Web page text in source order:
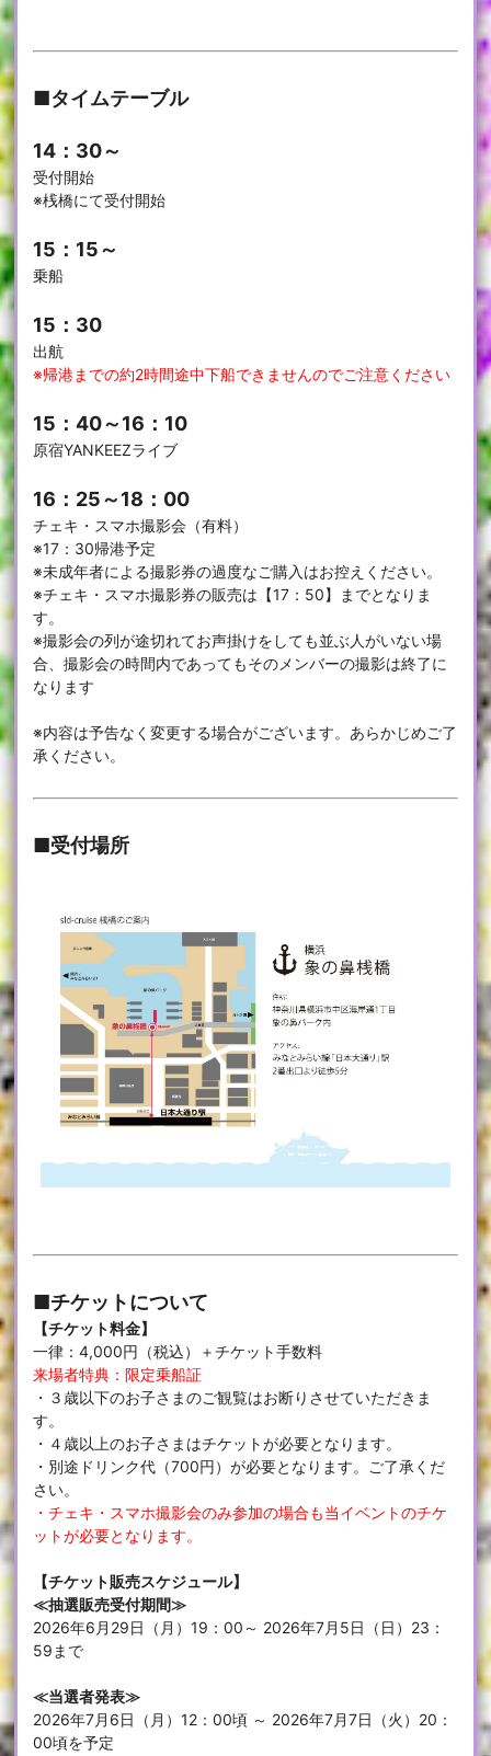
■タイムテーブル
14：30～
受付開始
※桟橋にて受付開始
15：15～
乗船
15：30
出航
※帰港までの約2時間途中下船できませんのでご注意ください
15：40～16：10
原宿YANKEEZライブ
16：25～18：00
チェキ・スマホ撮影会（有料）
※17：30帰港予定
※未成年者による撮影券の過度なご購入はお控えください。
※チェキ・スマホ撮影券の販売は【17：50】までとなりま
す。
※撮影会の列が途切れてお声掛けをしても並ぶ人がいない場
合、撮影会の時間内であってもそのメンバーの撮影は終了に
なります
※内容は予告なく変更する場合がございます。あらかじめご了
承ください。
■受付場所
■チケットについて
【チケット料金】
一律：4,000円（税込）＋チケット手数料
来場者特典：限定乗船証
・３歳以下のお子さまのご観覧はお断りさせていただきま
す。
・４歳以上のお子さまはチケットが必要となります。
・別途ドリンク代（700円）が必要となります。ご了承くだ
さい。
・チェキ・スマホ撮影会のみ参加の場合も当イベントのチケ
ットが必要となります。
【チケット販売スケジュール】
≪抽選販売受付期間≫
2026年6月29日（月）19：00～ 2026年7月5日（日）23：
59まで
≪当選者発表≫
2026年7月6日（月）12：00頃 ～ 2026年7月7日（火）20：
00頃を予定